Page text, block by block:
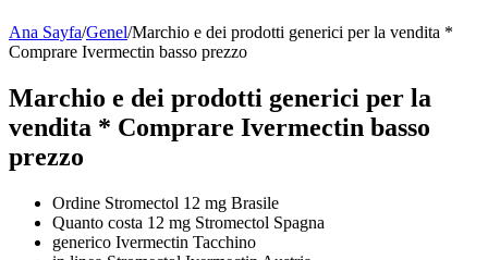
Ana Sayfa/Genel/Marchio e dei prodotti generici per la vendita *
Comprare Ivermectin basso prezzo
Marchio e dei prodotti generici per la
vendita * Comprare Ivermectin basso
prezzo
Ordine Stromectol 12 mg Brasile
Quanto costa 12 mg Stromectol Spagna
generico Ivermectin Tacchino